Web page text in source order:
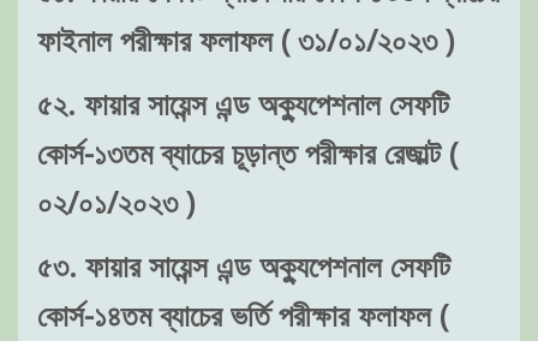
ফাইনাল পরীক্ষার ফলাফল ( ৩১/০১/২০২৩ )
৫২. ফায়ার সায়েন্স এন্ড অক্যুপেশনাল সেফটি
কোর্স-১৩তম ব্যাচের চূড়ান্ত পরীক্ষার রেজাল্ট (
০২/০১/২০২৩ )
৫৩. ফায়ার সায়েন্স এন্ড অক্যুপেশনাল সেফটি
কোর্স-১৪তম ব্যাচের ভর্তি পরীক্ষার ফলাফল (